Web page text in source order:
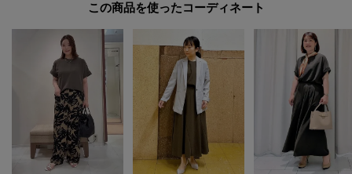
モデル情報：身長161cm B79 W58 H86 着用サイズ：02（M）
この商品を使った